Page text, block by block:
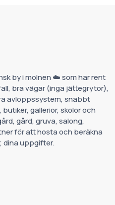
by i molnen ☁️ som har rent
bra vägar (inga jättegrytor),
avloppssystem, snabbt
gallerior, skolor och
gård, gruva, salong,
för att hosta och beräkna
dina uppgifter.